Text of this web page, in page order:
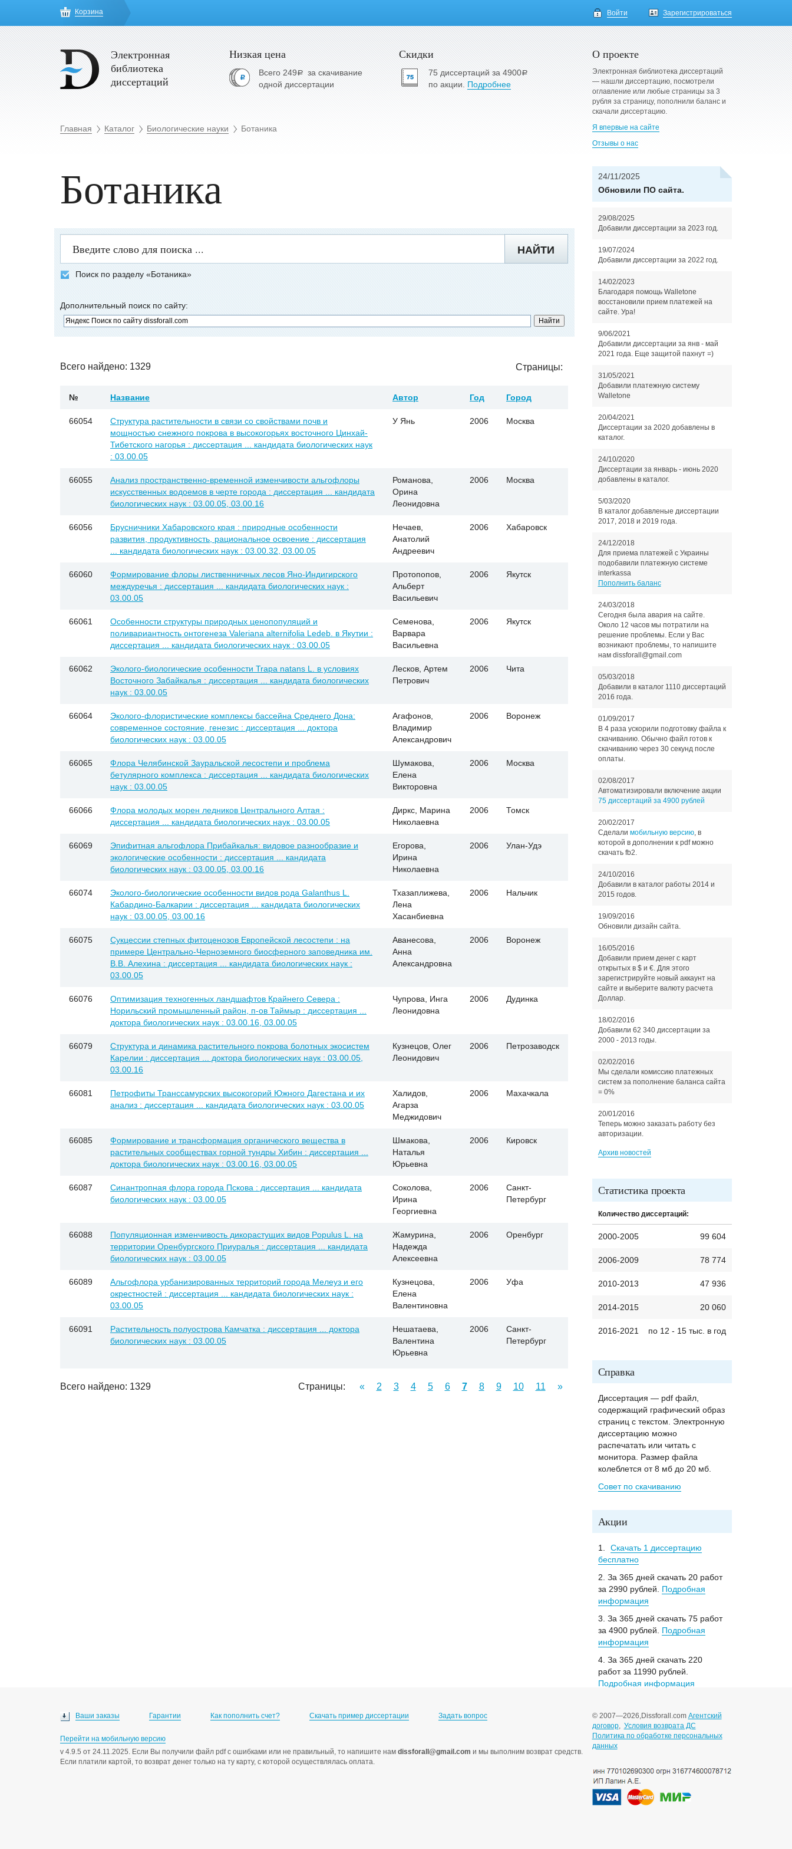
Корзина Войти Зарегистрироваться
Электронная
библиотека
диссертаций
Низкая цена
Всего 249aза скачивание
одной диссертации
Скидки
75 диссертаций за 4900a
по акции. Подробнее
Главная Каталог Биологические науки Ботаника
Ботаника
НАЙТИ
Поиск по разделу «Ботаника»
Дополнительный поиск по сайту:
Всего найдено: 1329 Страницы:
№ Название Автор Год Город
66054
Структура растительности в связи со свойствами почв и
мощностью снежного покрова в высокогорьях восточного Цинхай-
Тибетского нагорья : диссертация ... кандидата биологических наук
: 03.00.05
У Янь 2006 Москва
66055
Анализ пространственно-временной изменчивости альгофлоры
искусственных водоемов в черте города : диссертация ... кандидата
биологических наук : 03.00.05, 03.00.16
Романова,
Орина
Леонидовна
2006 Москва
66056
Брусничники Хабаровского края : природные особенности
развития, продуктивность, рациональное освоение : диссертация
... кандидата биологических наук : 03.00.32, 03.00.05
Нечаев,
Анатолий
Андреевич
2006 Хабаровск
66060
Формирование флоры лиственничных лесов Яно-Индигирского
междуречья : диссертация ... кандидата биологических наук :
03.00.05
Протопопов,
Альберт
Васильевич
2006 Якутск
66061
Особенности структуры природных ценопопуляций и
поливариантность онтогенеза Valeriana alternifolia Ledeb. в Якутии :
диссертация ... кандидата биологических наук : 03.00.05
Семенова,
Варвара
Васильевна
2006 Якутск
66062
Эколого-биологические особенности Trapa natans L. в условиях
Восточного Забайкалья : диссертация ... кандидата биологических
наук : 03.00.05
Лесков, Артем
Петрович
2006 Чита
66064
Эколого-флористические комплексы бассейна Среднего Дона:
современное состояние, генезис : диссертация ... доктора
биологических наук : 03.00.05
Агафонов,
Владимир
Александрович
2006 Воронеж
66065
Флора Челябинской Зауральской лесостепи и проблема
бетулярного комплекса : диссертация ... кандидата биологических
наук : 03.00.05
Шумакова,
Елена
Викторовна
2006 Москва
66066
Флора молодых морен ледников Центрального Алтая :
диссертация ... кандидата биологических наук : 03.00.05
Диркс, Марина
Николаевна
2006 Томск
66069
Эпифитная альгофлора Прибайкалья: видовое разнообразие и
экологические особенности : диссертация ... кандидата
биологических наук : 03.00.05, 03.00.16
Егорова,
Ирина
Николаевна
2006 Улан-Удэ
66074
Эколого-биологические особенности видов рода Galanthus L.
Кабардино-Балкарии : диссертация ... кандидата биологических
наук : 03.00.05, 03.00.16
Тхазаплижева,
Лена
Хасанбиевна
2006 Нальчик
66075
Сукцессии степных фитоценозов Европейской лесостепи : на
примере Центрально-Черноземного биосферного заповедника им.
В.В. Алехина : диссертация ... кандидата биологических наук :
03.00.05
Аванесова,
Анна
Александровна
2006 Воронеж
66076
Оптимизация техногенных ландшафтов Крайнего Севера :
Норильский промышленный район, п-ов Таймыр : диссертация ...
доктора биологических наук : 03.00.16, 03.00.05
Чупрова, Инга
Леонидовна
2006 Дудинка
66079
Структура и динамика растительного покрова болотных экосистем
Карелии : диссертация ... доктора биологических наук : 03.00.05,
03.00.16
Кузнецов, Олег
Леонидович
2006 Петрозаводск
66081
Петрофиты Транссамурских высокогорий Южного Дагестана и их
анализ : диссертация ... кандидата биологических наук : 03.00.05
Халидов,
Агарза
Меджидович
2006 Махачкала
66085
Формирование и трансформация органического вещества в
растительных сообществах горной тундры Хибин : диссертация ...
доктора биологических наук : 03.00.16, 03.00.05
Шмакова,
Наталья
Юрьевна
2006 Кировск
66087
Синантропная флора города Пскова : диссертация ... кандидата
биологических наук : 03.00.05
Соколова,
Ирина
Георгиевна
2006
Санкт-
Петербург
66088
Популяционная изменчивость дикорастущих видов Populus L. на
территории Оренбургского Приуралья : диссертация ... кандидата
биологических наук : 03.00.05
Жамурина,
Надежда
Алексеевна
2006 Оренбург
66089
Альгофлора урбанизированных территорий города Мелеуз и его
окрестностей : диссертация ... кандидата биологических наук :
03.00.05
Кузнецова,
Елена
Валентиновна
2006 Уфа
66091
Растительность полуострова Камчатка : диссертация ... доктора
биологических наук : 03.00.05
Нешатаева,
Валентина
Юрьевна
2006
Санкт-
Петербург
Всего найдено: 1329 Страницы: « 2 3 4 5 6 7 8 9 10 11 »
О проекте
Электронная библиотека диссертаций
— нашли диссертацию, посмотрели
оглавление или любые страницы за 3
рубля за страницу, пополнили баланс и
скачали диссертацию.
Я впервые на сайте
Отзывы о нас
24/11/2025
Обновили ПО сайта.
29/08/2025
Добавили диссертации за 2023 год.
19/07/2024
Добавили диссертации за 2022 год.
14/02/2023
Благодаря помощь Walletone
восстановили прием платежей на
сайте. Ура!
9/06/2021
Добавили диссертации за янв - май
2021 года. Еще защитой пахнут =)
31/05/2021
Добавили платежную систему
Walletone
20/04/2021
Диссертации за 2020 добавлены в
каталог.
24/10/2020
Диссертации за январь - июнь 2020
добавлены в каталог.
5/03/2020
В каталог добавленые диссертации
2017, 2018 и 2019 года.
24/12/2018
Для приема платежей с Украины
подобавили платежную системе
interkassa
Пополнить баланс
24/03/2018
Сегодня была авария на сайте.
Около 12 часов мы потратили на
решение проблемы. Если у Вас
возникают проблемы, то напишите
нам dissforall@gmail.com
05/03/2018
Добавили в каталог 1110 диссертаций
2016 года.
01/09/2017
В 4 раза ускорили подготовку файла к
скачиванию. Обычно файл готов к
скачиванию через 30 секунд после
оплаты.
02/08/2017
Автоматизировали включение акции
75 диссертаций за 4900 рублей
20/02/2017
Сделали мобильную версию, в
которой в дополнении к pdf можно
скачать fb2.
24/10/2016
Добавили в каталог работы 2014 и
2015 годов.
19/09/2016
Обновили дизайн сайта.
16/05/2016
Добавили прием денег с карт
открытых в $ и €. Для этого
зарегистрируйте новый аккаунт на
сайте и выберите валюту расчета
Доллар.
18/02/2016
Добавили 62 340 диссертации за
2000 - 2013 годы.
02/02/2016
Мы сделали комиссию платежных
систем за пополнение баланса сайта
= 0%
20/01/2016
Теперь можно заказать работу без
авторизации.
Архив новостей
Статистика проекта
Количество диссертаций:
2000-2005 99 604
2006-2009 78 774
2010-2013 47 936
2014-2015 20 060
2016-2021 по 12 - 15 тыс. в год
Справка
Диссертация — pdf файл,
содержащий графический образ
страниц с текстом. Электронную
диссертацию можно
распечатать или читать с
монитора. Размер файла
колеблется от 8 мб до 20 мб.
Совет по скачиванию
Акции
1.
Скачать 1 диссертацию
бесплатно
2. За 365 дней скачать 20 работ
за 2990 рублей. Подробная
информация
3. За 365 дней скачать 75 работ
за 4900 рублей. Подробная
информация
4. За 365 дней скачать 220
работ за 11990 рублей.
Подробная информация
Ваши заказы Гарантии Как пополнить счет? Скачать пример диссертации Задать вопрос
Перейти на мобильную версию
v 4.9.5 от 24.11.2025. Если Вы получили файл pdf с ошибками или не правильный, то напишите нам dissforall@gmail.com и мы выполним возврат средств.
Если платили картой, то возврат денег только на ту карту, с которой осуществлялась оплата.
© 2007—2026,Dissforall.com Агентский
договор, Условия возврата ДС
Политика по обработке персональных
данных